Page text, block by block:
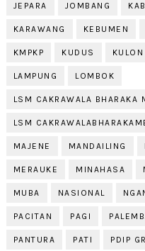
JEPARA JOMBANG
KARAWANG KEBUMEN
KMPKP KUDUS
LAMPUNG LOMBOK
LSM CAKRAWALA BHARAKA
LSM
MAJENE MANDAILING
MERAUKE MINAHASA
MUBA NASIONAL
PACITAN PAGI
PANTURA PATI PDIP